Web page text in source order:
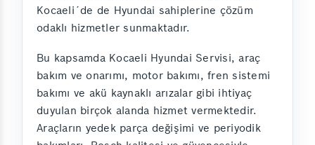
Kocaeli´de de Hyundai sahiplerine çözüm
odaklı hizmetler sunmaktadır.
Bu kapsamda Kocaeli Hyundai Servisi, araç
bakım ve onarımı, motor bakımı, fren sistemi
bakımı ve akü kaynaklı arızalar gibi ihtiyaç
duyulan birçok alanda hizmet vermektedir.
Araçların yedek parça değişimi ve periyodik